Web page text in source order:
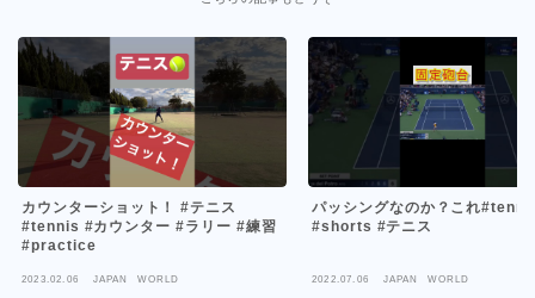
カウンターショット！ #テニス
#tennis #カウンター #ラリー #練習
#practice
2023.02.06 JAPAN WORLD
パッシングなのか？これ
#shorts #テニス
2022.07.06 JAPAN WORLD